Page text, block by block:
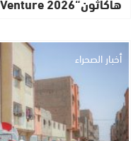
أخبار الصحراء